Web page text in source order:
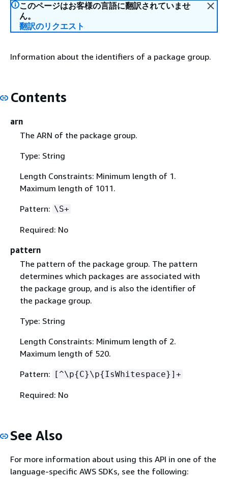
このページはお客様の言語に翻訳されていませ
ん。
翻訳のリクエスト
Information about the identifiers of a package group.
Contents
arn
The ARN of the package group.
Type: String
Length Constraints: Minimum length of 1.
Maximum length of 1011.
Pattern: \S+
Required: No
pattern
The pattern of the package group. The pattern
determines which packages are associated with
the package group, and is also the identifier of
the package group.
Type: String
Length Constraints: Minimum length of 2.
Maximum length of 520.
Pattern: [^\p{C}\p{IsWhitespace}]+
Required: No
See Also
For more information about using this API in one of the
language-specific AWS SDKs, see the following: